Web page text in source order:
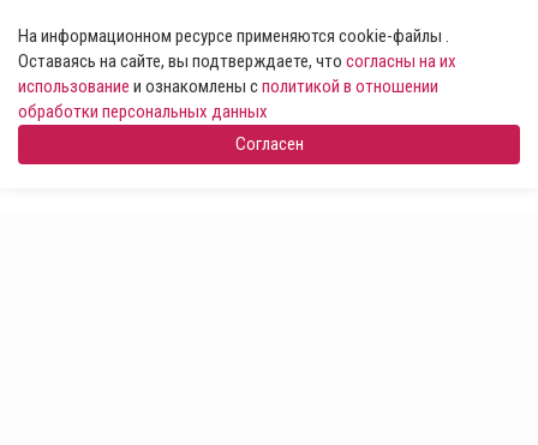
На информационном ресурсе применяются cookie-файлы .
Оставаясь на сайте, вы подтверждаете, что согласны на их
использование и ознакомлены сполитикой в отношении
обработки персональных данных
Согласен